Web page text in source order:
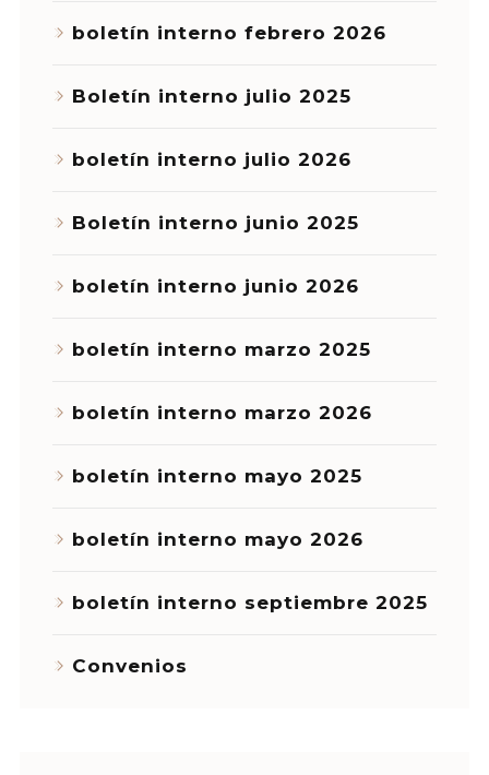
boletín interno febrero 2026
Boletín interno julio 2025
boletín interno julio 2026
Boletín interno junio 2025
boletín interno junio 2026
boletín interno marzo 2025
boletín interno marzo 2026
boletín interno mayo 2025
boletín interno mayo 2026
boletín interno septiembre 2025
Convenios